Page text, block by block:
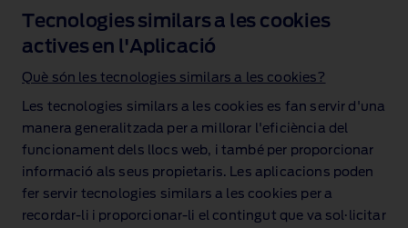
Tecnologies similars a les cookies
actives en l'Aplicació
Què són les tecnologies similars a les cookies?
Les tecnologies similars a les cookies es fan servir d'una
manera generalitzada per a millorar l'eficiència del
funcionament dels llocs web, i també per proporcionar
informació als seus propietaris. Les aplicacions poden
fer servir tecnologies similars a les cookies per a
recordar‑li i proporcionar‑li el contingut que va sol·licitar